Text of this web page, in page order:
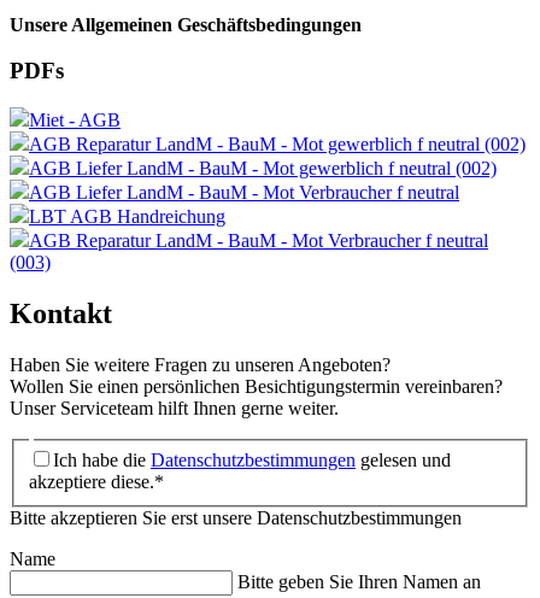
Unsere Allgemeinen Geschäftsbedingungen
PDFs
Miet - AGB
AGB Reparatur LandM - BauM - Mot gewerblich f neutral (002)
AGB Liefer LandM - BauM - Mot gewerblich f neutral (002)
AGB Liefer LandM - BauM - Mot Verbraucher f neutral
LBT AGB Handreichung
AGB Reparatur LandM - BauM - Mot Verbraucher f neutral
(003)
Kontakt
Haben Sie weitere Fragen zu unseren Angeboten?
Wollen Sie einen persönlichen Besichtigungstermin vereinbaren?
Unser Serviceteam hilft Ihnen gerne weiter.
Ich habe die Datenschutzbestimmungen gelesen und
akzeptiere diese.*
Bitte akzeptieren Sie erst unsere Datenschutzbestimmungen
Name
Bitte geben Sie Ihren Namen an